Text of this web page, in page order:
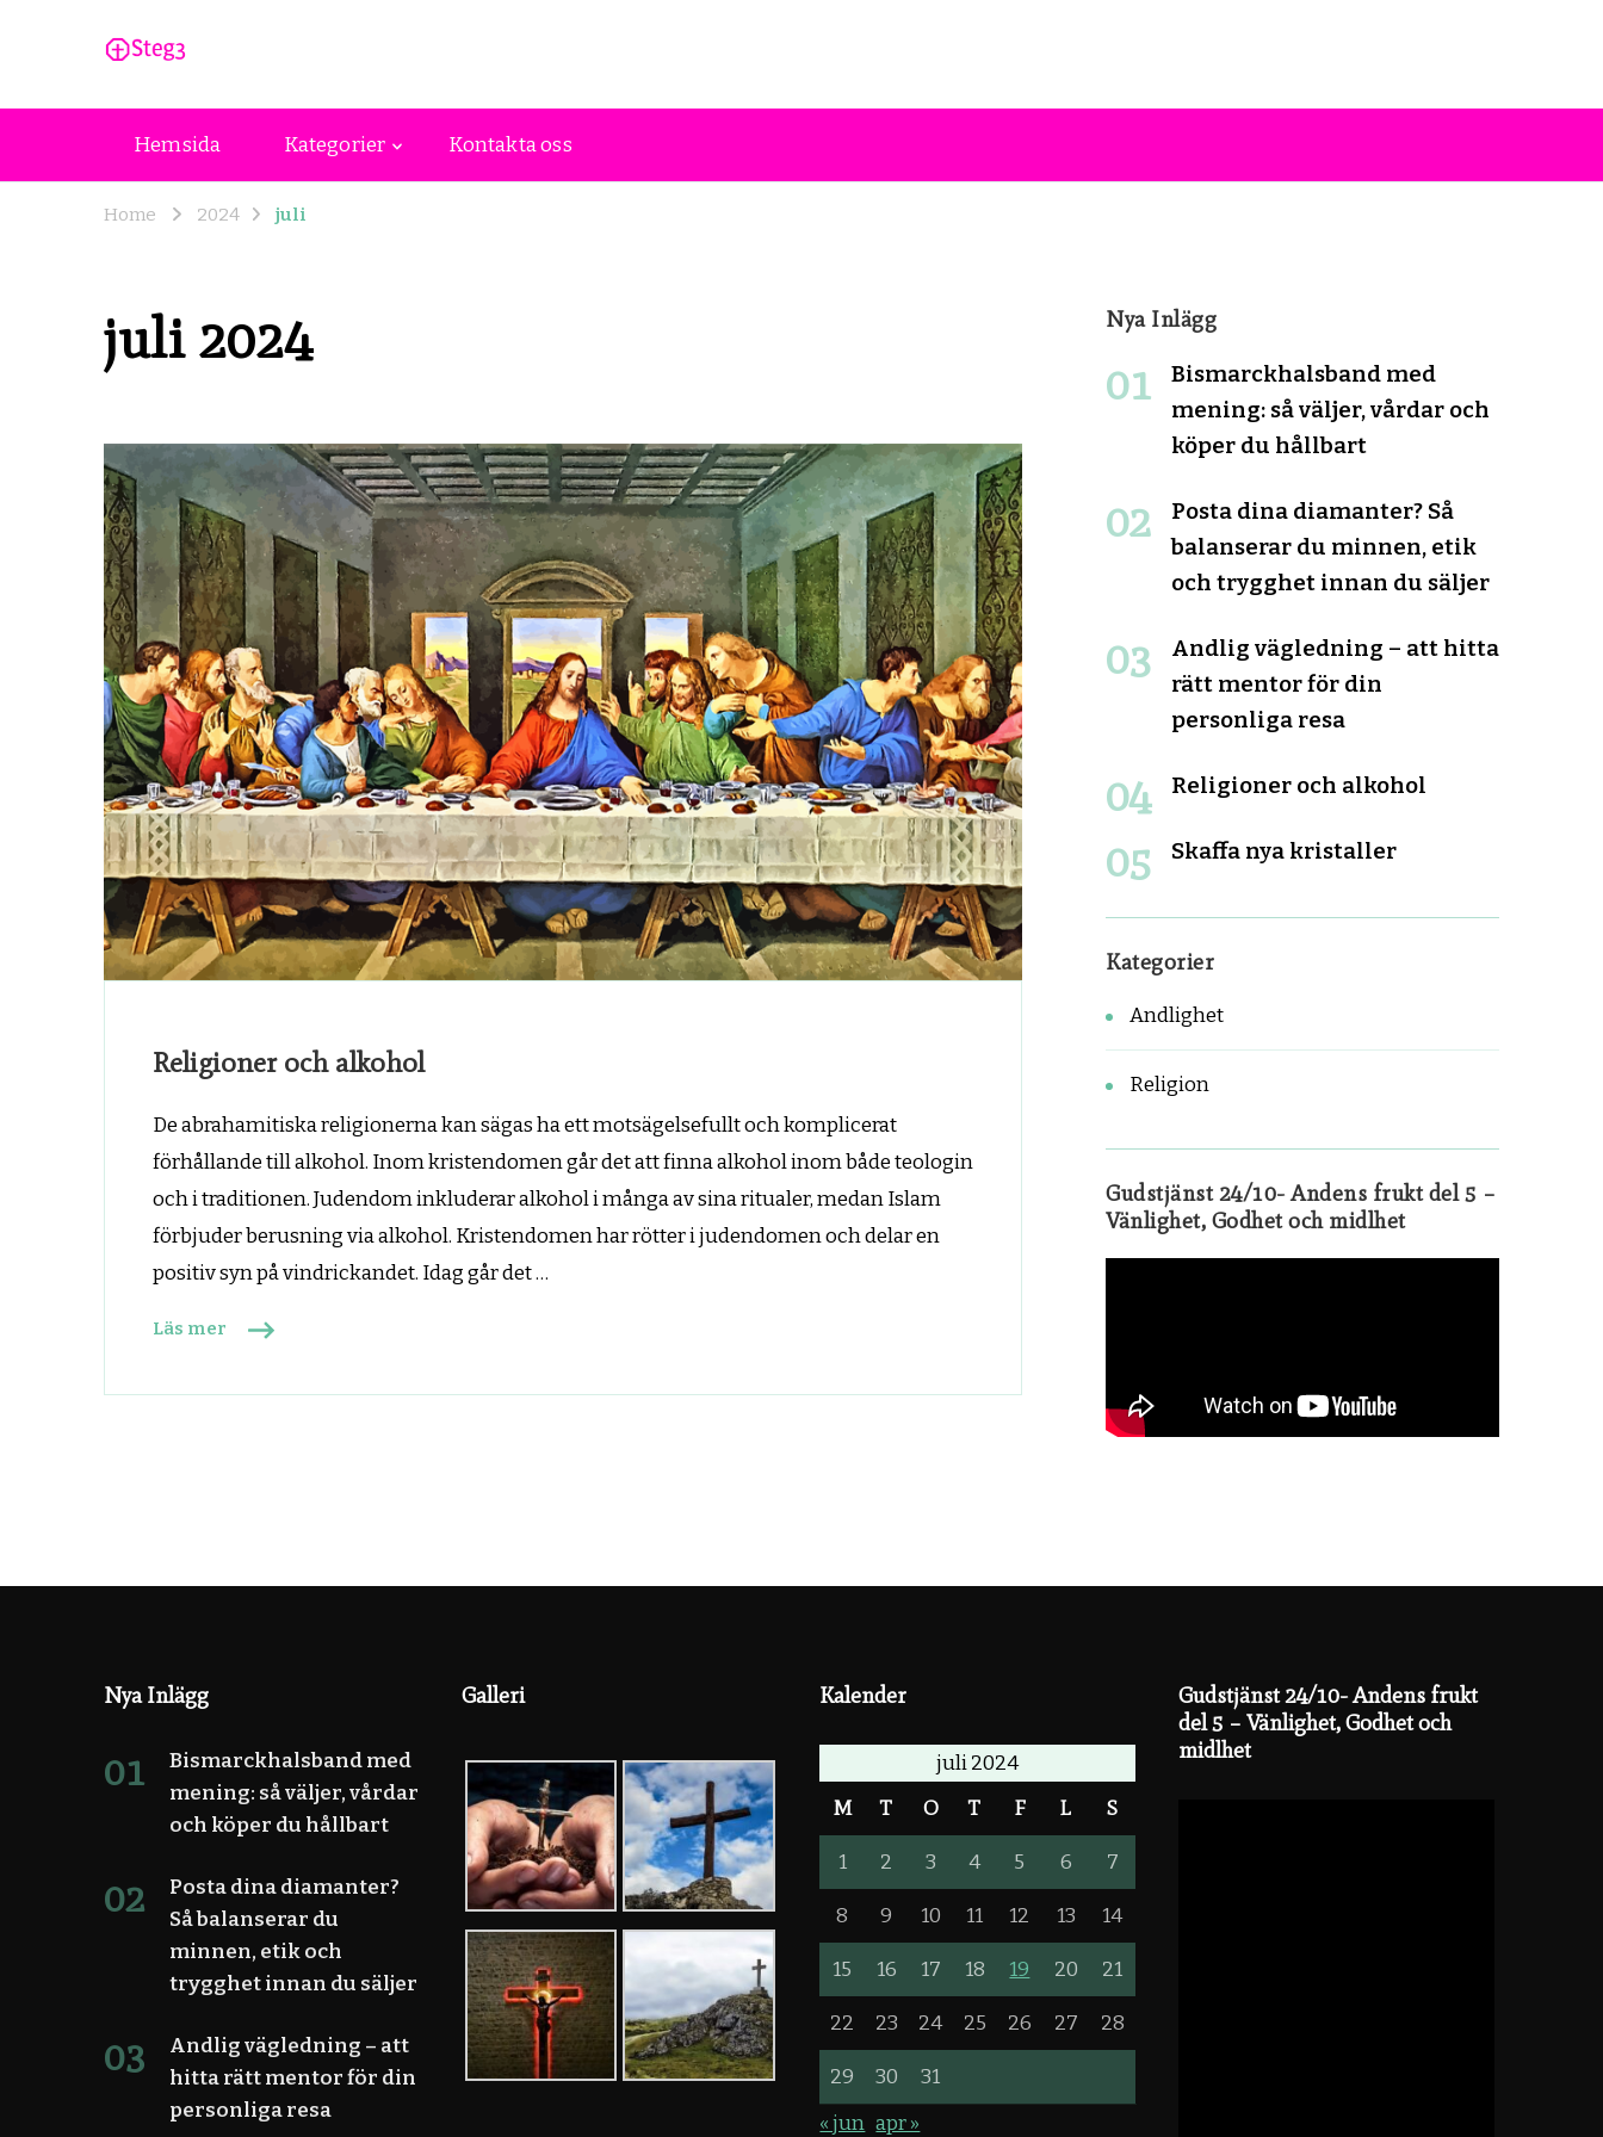
Hemsida Kategorier Kontakta oss
Home 2024 juli
juli 2024
Religioner och alkohol
De abrahamitiska religionerna kan sägas ha ett motsägelsefullt och komplicerat
förhållande till alkohol. Inom kristendomen går det att finna alkohol inom både teologin
och i traditionen. Judendom inkluderar alkohol i många av sina ritualer, medan Islam
förbjuder berusning via alkohol. Kristendomen har rötter i judendomen och delar en
positiv syn på vindrickandet. Idag går det …
Läs mer
Nya Inlägg
Bismarckhalsband med
mening: så väljer, vårdar och
köper du hållbart
Posta dina diamanter? Så
balanserar du minnen, etik
och trygghet innan du säljer
Andlig vägledning – att hitta
rätt mentor för din
personliga resa
Religioner och alkohol
Skaffa nya kristaller
Kategorier
Andlighet
Religion
Gudstjänst 24/10- Andens frukt del 5 –
Vänlighet, Godhet och midlhet
Nya Inlägg
Bismarckhalsband med
mening: så väljer, vårdar
och köper du hållbart
Posta dina diamanter?
Så balanserar du
minnen, etik och
trygghet innan du säljer
Andlig vägledning – att
hitta rätt mentor för din
personliga resa
Galleri Kalender
juli 2024
M T O T F L S
1 2 3 4 5 6 7
8 9 10 11 12 13 14
15 16 17 18 19 20 21
22 23 24 25 26 27 28
29 30
31
« jun apr »
Gudstjänst 24/10- Andens frukt
del 5 – Vänlighet, Godhet och
midlhet